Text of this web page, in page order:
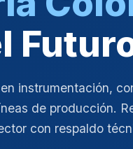
instrumentación,
de producción.
con respaldo